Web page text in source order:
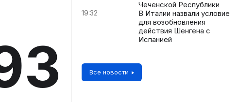
Чеченской Республики
19:32
В Италии назвали условие
для возобновления
действия Шенгена с
Испанией
Все новости